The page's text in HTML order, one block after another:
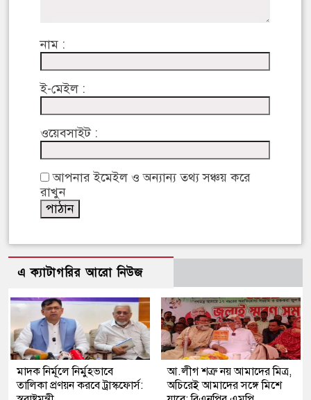
নাম :
ই-মেইল :
ওয়েবসাইট :
আপনার ইমেইল ও অন্যান্য তথ্য সঞ্চয় করে
রাখুন
এ ক্যাটাগরির আরো নিউজ
মাদক নির্মূলে নির্মুহভাবে
তালিকা প্রণয়ন করবে ট্রাস্কফোর্স:
আ.লীগ শত্রু নয় আমাদের মিত্র,
অচিরেই আমাদের সঙ্গে মিশে